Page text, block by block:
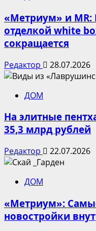
«Метриум» и MR:
отделкой white
сокращается
Редактор 28.07.2026
ДОМ
На элитные
35,3 млрд рублей
Редактор 22.07.2026
ДОМ
«Метриум»:
новостройки